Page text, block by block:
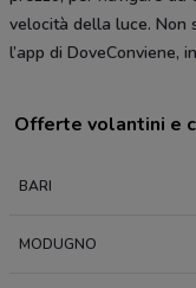
velocità della luce. Non
l’app di DoveConviene,
Offerte volantini e
BARI
MODUGNO